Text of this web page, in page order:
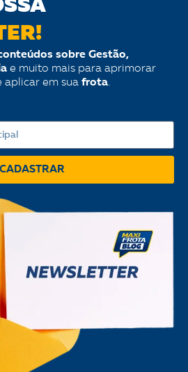
sobre Gestão,
e muito mais para aprimorar
aplicar em sua frota.
CADASTRAR